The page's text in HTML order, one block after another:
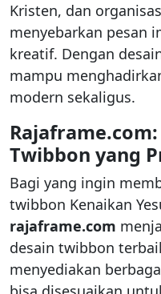
Kristen, dan
menyebarkan pesan
kreatif. Dengan
mampu
modern sekaligus.
Twibbon yang
Bagi yang ingin
twibbon Kenaikan
rajaframe.com
desain twibbon
menyediakan